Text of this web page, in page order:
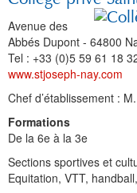
Avenue des
Abbés Dupont - 64800
Tel : +33 (0)5 59 61 18
www.stjoseph-nay.com
Chef d’établissement :
Formations
De la 6e à la 3e
Sections sportives et
Equitation, VTT,